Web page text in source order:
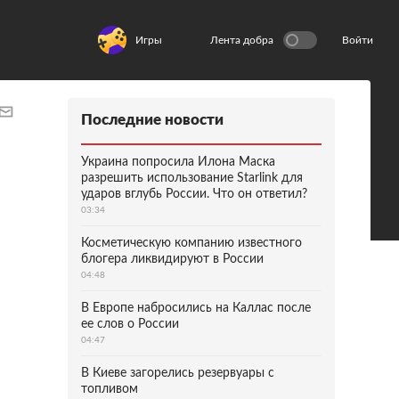
Игры Лента добра Войти
Последние новости
Украина попросила Илона Маска
разрешить использование Starlink для
ударов вглубь России. Что он ответил?
03:34
Косметическую компанию известного
блогера ликвидируют в России
04:48
В Европе набросились на Каллас после
ее слов о России
04:47
В Киеве загорелись резервуары с
топливом